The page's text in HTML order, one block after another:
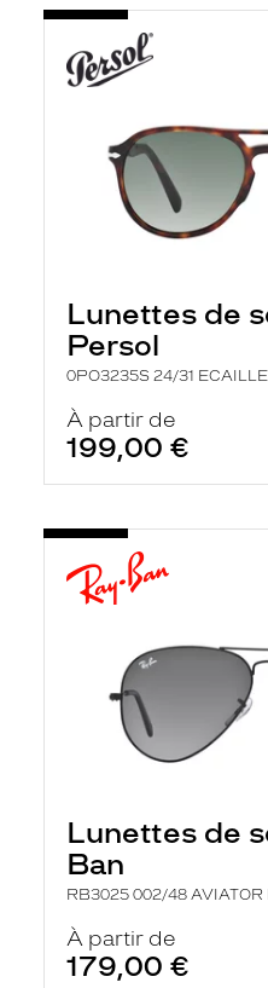
Lunettes de
Persol
0PO3235S 24/31
À partir de
199,00 €
Lunettes de
Ban
RB3025 002/48 AVIATOR
À partir de
179,00 €